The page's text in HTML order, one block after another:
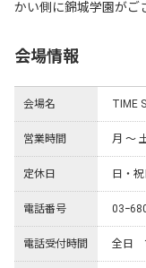
かい側に錦城学園がご
会場情報
会場名 TIME
営業時間 月 ～
定休日 日・祝
電話番号 03ｰ
電話受付時間 全日